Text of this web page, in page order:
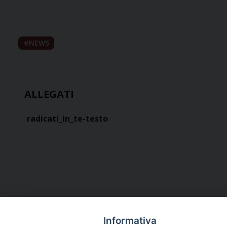
NEWS
ALLEGATI
radicati_in_te-testo
Informativa